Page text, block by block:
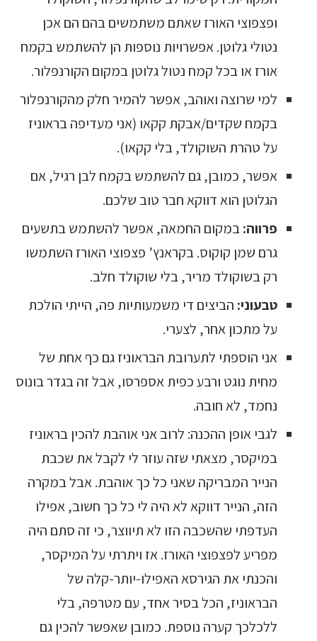
ופצפוצי האורז שאתם משתמשים בהם הם אכן
נטולי גלוטן. אפשרויות נוספות הן להשתמש בקמח
אורז או בכל קמח נטול גלוטן במקום הקורנפלור.
למי שרוצה ואוהב, אפשר להמיר חלק מהקורנפלור
בקמח שקדים/אבקת קקאו (אני מעדיפה בראוניז
על טהרת השוקולד, בלי קקאו).
אפשר, כמובן, גם להשתמש בקמח לבן רגיל, אם
הגלוטן הוא דווקא חבר טוב שלכם.
פרווה:במקום החמאה, אפשר להשתמש בתשעים
גרם שמן קוקוס. בקראנץ’ פצפוצי האורז השתמשו
רק בשוקולד מריר, בלי שוקולד חלב.
טבעוני: הביצים די משמעותיות פה, הייתי הולכת
על מתכון אחר, לצערי.
אני הוספתי לתערובת הבראוניז גם כף אחת של
מחית נוגט ורבע כפית אספרסו, אבל זה בגדר בונוס
נחמד, לא חובה.
לגבי אופן ההכנה: לרוב אני אוהבת להכין בראוניז
במיקסר, מצאתי שזה עוזר לי לקבל את שכבת
הנייר המבריקה שאני כל כך אוהבת. אבל במקרה
הזה, הנייר דווקא לא היה לי כל כך חשוב, אפילו
העדפתי שהשכבה הזו לא תיווצר, כי זה סתם היה
מפריע לפצפוצי האורז. אז ויתרתי על המיקסר,
והכנתי את הגירסא האפילו-יותר-קלה של
הבראוניז, הכל בסיר אחד, עם מטרפה, בלי
ללכלכך קערה נוספת. כמובן שאפשר להכין גם